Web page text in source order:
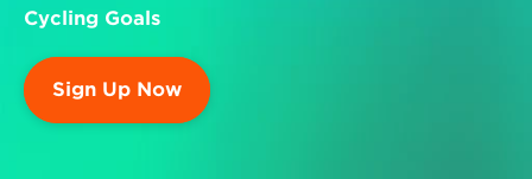
Cycling Goals
Sign Up Now